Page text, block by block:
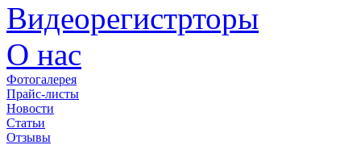
Видеорегистрторы
О нас
Фотогалерея
Прайс-листы
Новости
Статьи
Отзывы